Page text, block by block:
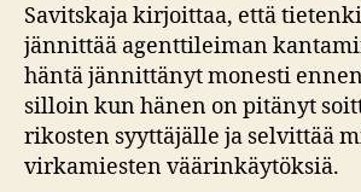
Savitskaja kirjoittaa, että
jännittää agenttileiman
häntä jännittänyt monesti
silloin kun hänen on pitänyt
rikosten syyttäjälle ja selvittää
virkamiesten väärinkäytöksiä.